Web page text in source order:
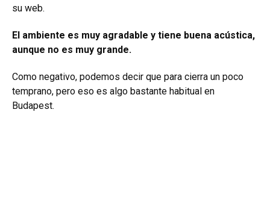
su web.
El ambiente es muy agradable y tiene buena acústica,
aunque no es muy grande.
Como negativo, podemos decir que para cierra un poco
temprano, pero eso es algo bastante habitual en
Budapest.